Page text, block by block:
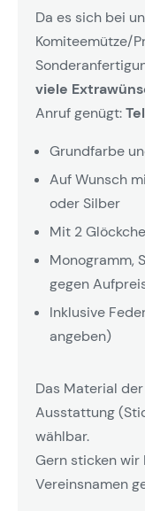
Da es sich bei
Komiteemütze/
viele
Anruf genügt:
Grundfarbe
Auf Wunsch
oder Silber
Mit 2
Monogramm,
gegen
Inklusive
angeben)
Das Material
Ausstattung
wählbar.
Gern sticken wir
Vereinsnamen